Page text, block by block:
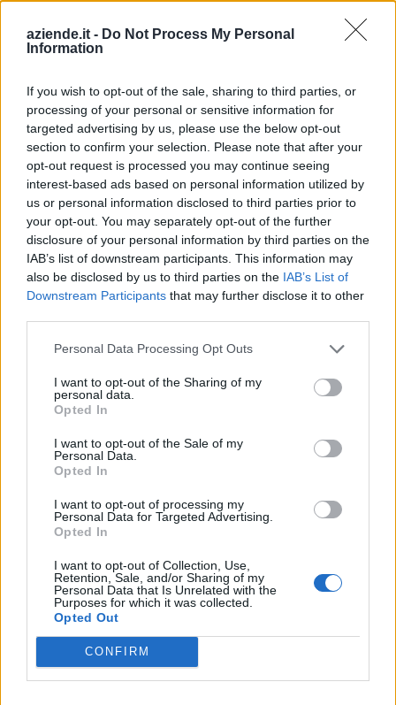
aziende.it - Do Not Process My Personal
Information
If you wish to opt-out of the sale, sharing to third parties, or
processing of your personal or sensitive information for
targeted advertising by us, please use the below opt-out
section to confirm your selection. Please note that after your
opt-out request is processed you may continue seeing
interest-based ads based on personal information utilized by
us or personal information disclosed to third parties prior to
your opt-out. You may separately opt-out of the further
disclosure of your personal information by third parties on the
IAB’s list of downstream participants. This information may
also be disclosed by us to third parties on the IAB’s List of
Downstream Participants that may further disclose it to other
Personal Data Processing Opt Outs
I want to opt-out of the Sharing of my
personal data.
Opted In
I want to opt-out of the Sale of my
Personal Data.
Opted In
I want to opt-out of processing my
Personal Data for Targeted Advertising.
Opted In
I want to opt-out of Collection, Use,
Retention, Sale, and/or Sharing of my
Personal Data that Is Unrelated with the
Purposes for which it was collected.
Opted Out
CONFIRM
Contributo per il Fondo sviluppo PMI: 50-100 euro
Tempi di rilascio :
Domanda online: 3-5 giorni lavorativi
Domanda cartacea: 7-10 giorni lavorativi
Periodi di alta richiesta: fino a 15 giorni lavorativi
Dove trovare il proprio codice REA?
documenti ufficiali. Sapere dove cercarlo ti farà
risparmiare tempo prezioso quando ne avrai bisogno per
pratiche commerciali o finanziarie.
DOCUMENTI UFFICIALI CONTENENTI IL
REA
Certificato camerale: È il documento principale che
attesta l'iscrizione al REA. Contiene tutte le
informazioni dell'impresa, compreso il numero REA ben
visibile in prima pagina.
Visura camerale
disponibile anche online, dove il codice REA appare
nelle prime righe insieme ai dati identificativi.